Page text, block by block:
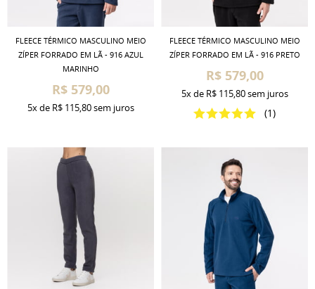
FLEECE TÉRMICO MASCULINO MEIO
ZÍPER FORRADO EM LÃ - 916 AZUL
MARINHO
R$ 579,00
5xde R$ 115,80sem juros
FLEECE TÉRMICO MASCULINO MEIO
ZÍPER FORRADO EM LÃ - 916 PRETO
R$ 579,00
(1)
5xde R$ 115,80sem juros